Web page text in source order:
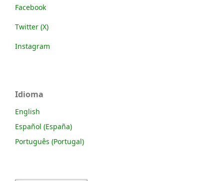
Facebook
Twitter (X)
Instagram
Idioma
English
Español (España)
Português (Portugal)